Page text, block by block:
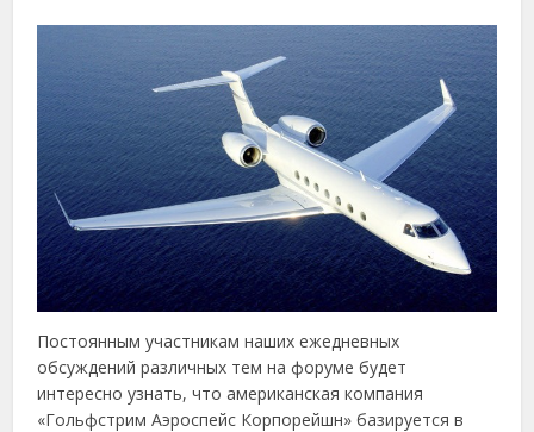
Постоянным участникам наших ежедневных
обсуждений различных тем на форуме будет
интересно узнать, что американская компания
«Гольфстрим Аэроспейс Корпорейшн» базируется в